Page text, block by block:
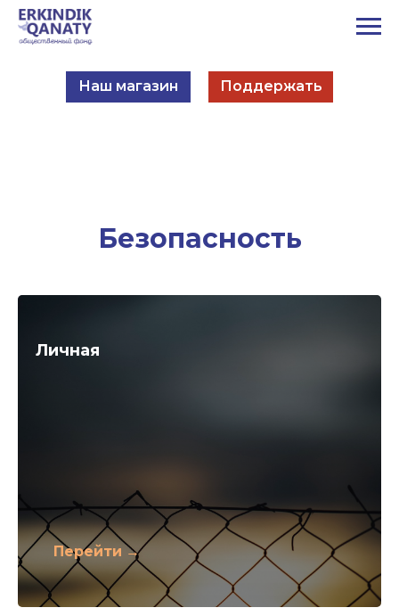
Наш магазин Поддержать
Безопасность
Личная
Перейти